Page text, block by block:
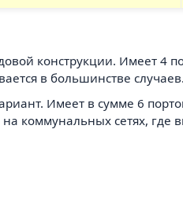
конструкции. Имеет
в большинстве случаев.
Имеет в сумме 6
на коммунальных сетях,